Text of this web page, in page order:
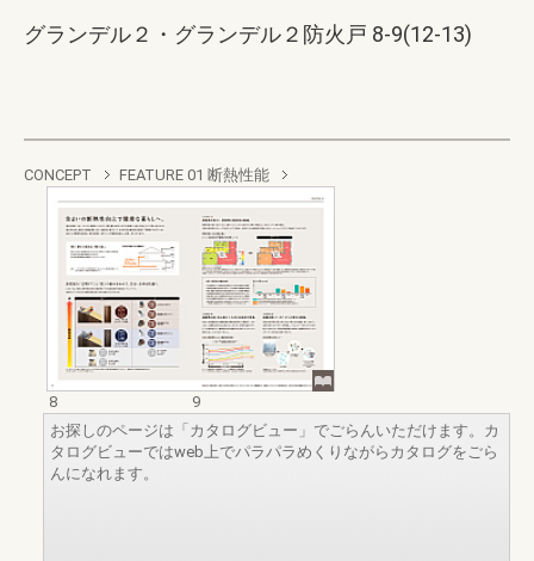
グランデル２・グランデル２防火戸 8-9(12-13)
CONCEPT FEATURE 01 断熱性能
8
9
お探しのページは「カタログビュー」でごらんいただけます。カ
タログビューではweb上でパラパラめくりながらカタログをごら
んになれます。